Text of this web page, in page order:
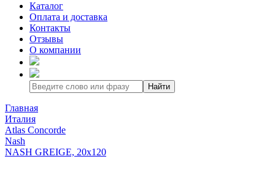
Каталог
Оплата и доставка
Контакты
Отзывы
О компании
Найти
Главная
Италия
Atlas Concorde
Nash
NASH GREIGE, 20x120